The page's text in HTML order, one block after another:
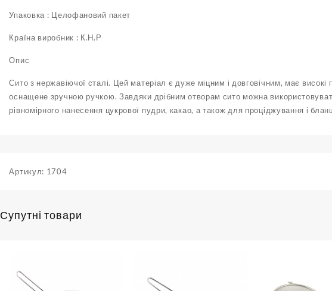
Упаковка : Целофановий пакет
Країна виробник : К.Н.Р
Опис
Сито з нержавіючої сталі. Цей матеріал є дуже міцним і довговічним, має високі
оснащене зручною ручкою. Завдяки дрібним отворам сито можна
рівномірного нанесення цукрової пудри, какао, а також для проціджування і
Артикул: 1704
Супутні товари